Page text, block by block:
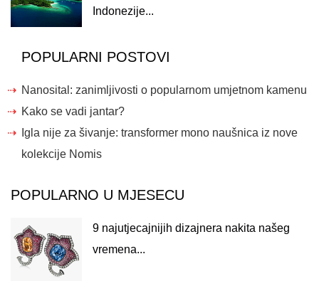
Indonezije...
POPULARNI POSTOVI
Nanosital: zanimljivosti o popularnom umjetnom kamenu
Kako se vadi jantar?
Igla nije za šivanje: transformer mono naušnica iz nove
kolekcije Nomis
POPULARNO U MJESECU
9 najutjecajnijih dizajnera nakita našeg
vremena...